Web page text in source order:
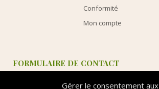
Gérer le consentement aux
Conformité
Mon compte
FORMULAIRE DE CONTACT